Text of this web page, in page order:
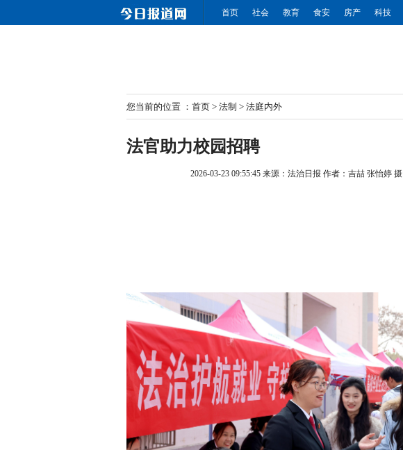
首页 社会 教育 食安 房产 科技
您当前的位置 ： 首页 > 法制 > 法庭内外
法官助力校园招聘
2026-03-23 09:55:45 来源：法治日报 作者：吉喆 张怡婷 摄